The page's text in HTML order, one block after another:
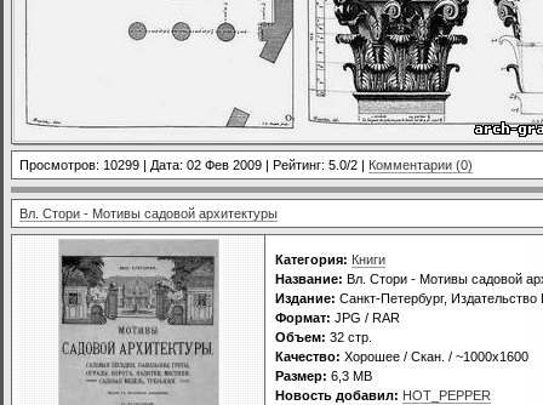
Просмотров: 10299 | Дата: 02 Фев 2009 | Рейтинг: 5.0/2 | Комментарии (0)
Вл. Стори - Мотивы садовой архитектуры
Категория: Книги
Название: Вл. Стори - Мотивы садовой
Издание: Санкт-Петербург,
Формат: JPG / RAR
Объем: 32 стр.
Качество: Хорошее / Скан. / ~1000x1600
Размер: 6,3 MB
Новость добавил: HOT_PEPPER